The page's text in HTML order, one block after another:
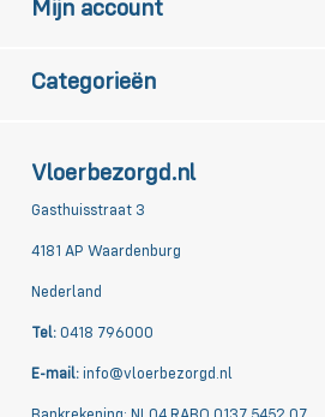
Vloerbezorgd.nl
Gasthuisstraat 3
4181 AP Waardenburg
Nederland
Tel: 0418 796000
E-mail: info@vloerbezorgd.nl
Mijn account
Categorieën